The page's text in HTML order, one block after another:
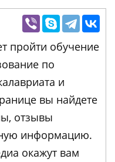
пройти обучение
по
и
вы найдете
отзывы
информацию.
окажут вам